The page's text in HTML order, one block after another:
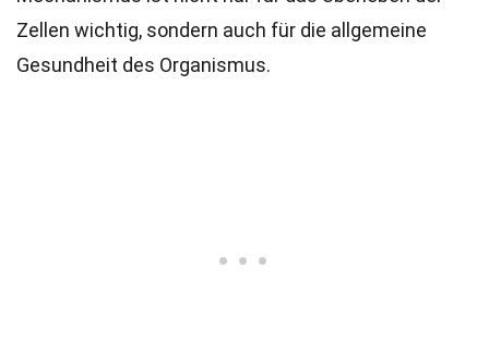
Zellen wichtig, sondern auch für die allgemeine
Gesundheit des Organismus.